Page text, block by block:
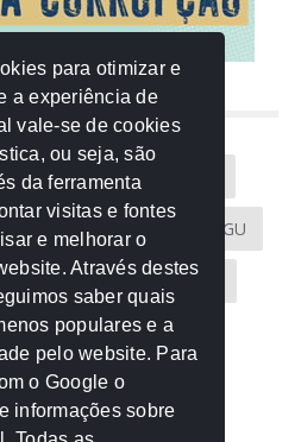
AMM
CAU-MT CGU
MPC-MT MPE-MT
PGE-MT PGR
categoria
para otimizar e
a experiência de
vale-se de cookies
ou seja, são
da ferramenta
visitas e fontes
e melhorar o
Através destes
saber quais
populares e a
pelo website. Para
o Google o
informações sobre